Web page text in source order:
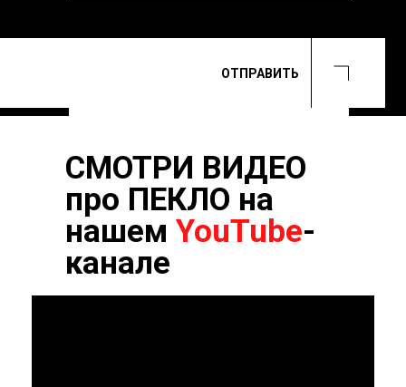
ОТПРАВИТЬ
CМОТРИ ВИДЕО
про ПЕКЛО на
нашем YouTube-
канале